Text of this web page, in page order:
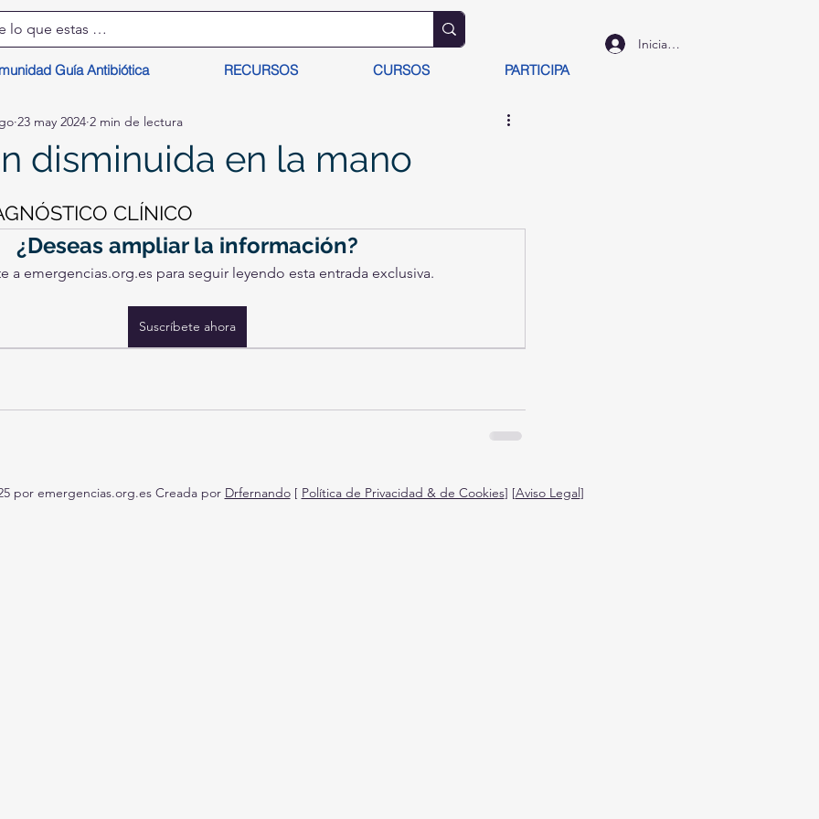
Guía Antibiótica RECURSOS CURSOS PARTICIPA
Iniciar sesión
disminuida en la mano
23 may 2024 2 min de lectura
CLÍNICO
¿Deseas ampliar la información?
a emergencias.org.es para seguir leyendo esta entrada exclusiva.
Suscríbete ahora
por emergencias.org.es Creada por Drfernando[ Política de Privacidad & de Cookies] [Aviso Legal]